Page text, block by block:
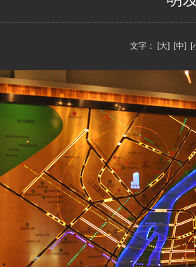
文字： [大] [中] [